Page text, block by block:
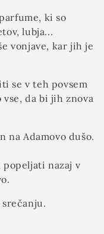
ki so
lubja...
vonjave, kar jih je
se v teh povsem
da bi jih znova
na Adamovo dušo.
nazaj v